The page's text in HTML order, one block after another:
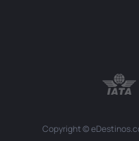
Copyright ©